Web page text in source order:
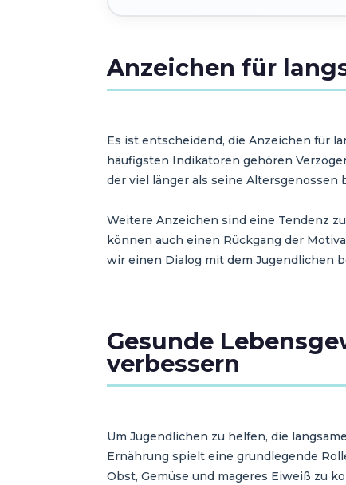
Anzeichen für
Es ist entscheidend, die Anzeichen für
häufigsten Indikatoren gehören
der viel länger als seine
Weitere Anzeichen sind eine Tendenz
können auch einen Rückgang der
wir einen Dialog mit dem Jugendlichen
Gesunde
verbessern
Um Jugendlichen zu helfen, die
Ernährung spielt eine grundlegende
Obst, Gemüse und mageres Eiweiß zu